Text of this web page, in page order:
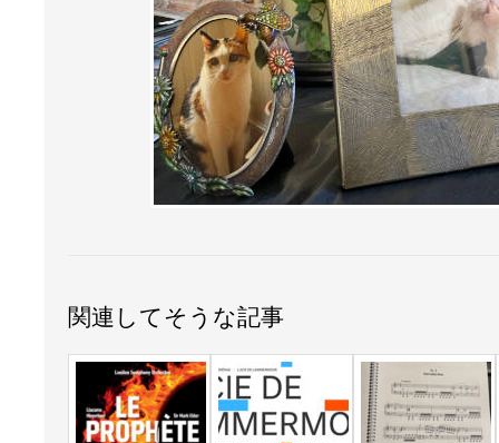
関連してそうな記事